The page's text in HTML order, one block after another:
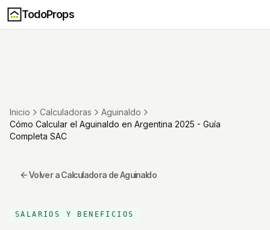
TodoProps
Inicio Calculadoras
Aguinaldo
Cómo Calcular el Aguinaldo en Argentina 2025 - Guía
Completa SAC
Volver a Calculadora de Aguinaldo
SALARIOS Y BENEFICIOS